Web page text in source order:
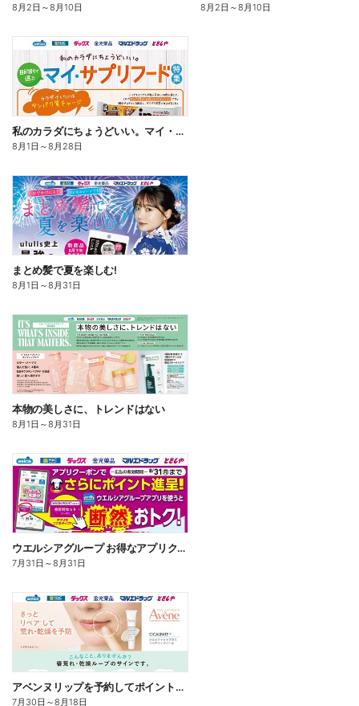
8月2日 ～8月10日 8月2日 ～8月10日
私のカラダにちょうどいい。マイ・サプリフード
8月1日 ～8月28日
まとめ髪で夏を楽しむ!
8月1日 ～8月31日
本物の美しさに、トレンドはない
8月1日 ～8月31日
ウエルシアグループ お得なアプリクーポン
7月31日 ～8月31日
アベンヌリップを予約してポイントゲット!
7月30日 ～8月18日